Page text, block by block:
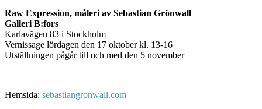
Raw Expression, måleri av Sebastian Grönwall
Galleri B:fors
Karlavägen 83 i Stockholm
Vernissage lördagen den 17 oktober kl. 13-16
Utställningen pågår till och med den 5 november
Hemsida: sebastiangronwall.com